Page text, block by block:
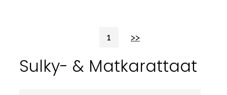
1 >>
Sulky- & Matkarattaat